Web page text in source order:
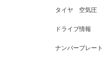
タイヤ 空気圧
ドライブ情報
ナンバープレート